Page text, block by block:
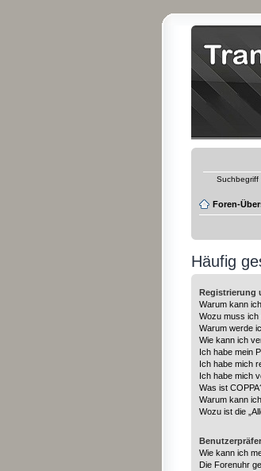
Suchbegriff
Foren-
Häufig
Registrierung
Warum kann
Wozu muss ich
Warum werde
Wie kann ich
Ich habe mein
Ich habe mich
Ich habe mich
Was ist
Warum kann
Wozu ist die
Wie kann ich
Die Forenuhr